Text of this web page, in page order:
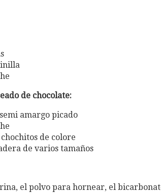
de chocolate:
amargo picado
de colore
de varios tamaños
el polvo para hornear, el